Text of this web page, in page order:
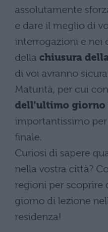
assolutamente
e dare il meglio di
interrogazioni e nei
della chiusura
di voi avranno
Maturità, per cui
dell'ultimo giorno
importantissimo
finale.
Curiosi di sapere
nella vostra città?
regioni per scoprire
giorno di lezione
residenza!